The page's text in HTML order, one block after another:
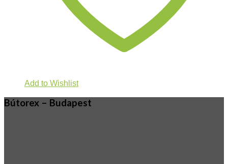
Add to Wishlist
Bútorex – Budapest